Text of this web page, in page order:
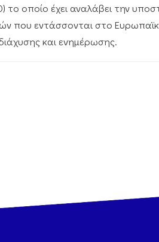
το οποίο έχει αναλάβει την
που εντάσσονται στο
και ενημέρωσης.